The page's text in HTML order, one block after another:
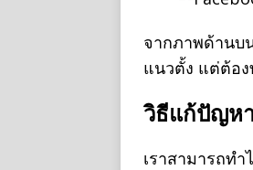
จากภาพด้านบ
แนวตั้ง แต่ต้อง
วิธีแก้ปัญห
เราสามารถท